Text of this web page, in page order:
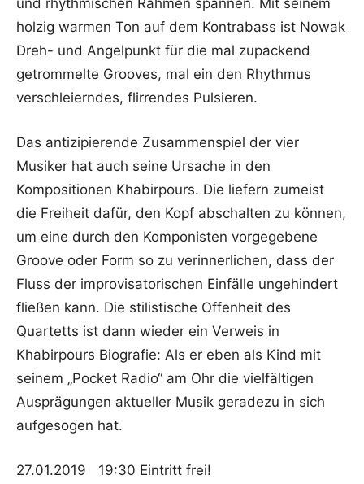
holzig warmen Ton auf dem Kontrabass ist Nowak
Dreh- und Angelpunkt für die mal zupackend
getrommelte Grooves, mal ein den Rhythmus
verschleierndes, flirrendes Pulsieren.
Das antizipierende Zusammenspiel der vier
Musiker hat auch seine Ursache in den
Kompositionen Khabirpours. Die liefern zumeist
die Freiheit dafür, den Kopf abschalten zu können,
um eine durch den Komponisten vorgegebene
Groove oder Form so zu verinnerlichen, dass der
Fluss der improvisatorischen Einfälle ungehindert
fließen kann. Die stilistische Offenheit des
Quartetts ist dann wieder ein Verweis in
Khabirpours Biografie: Als er eben als Kind mit
seinem „Pocket Radio“ am Ohr die vielfältigen
Ausprägungen aktueller Musik geradezu in sich
aufgesogen hat.
27.01.2019 19:30 Eintritt frei!